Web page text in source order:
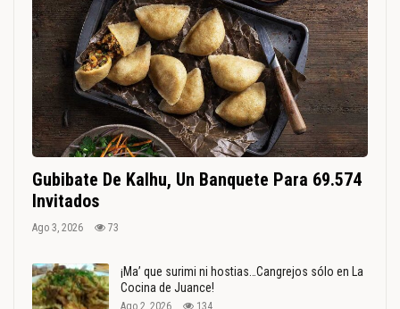
Gubibate De Kalhu, Un Banquete Para 69.574
Invitados
Ago 3, 2026 73
¡Ma’ que surimi ni hostias…Cangrejos sólo en La
Cocina de Juance!